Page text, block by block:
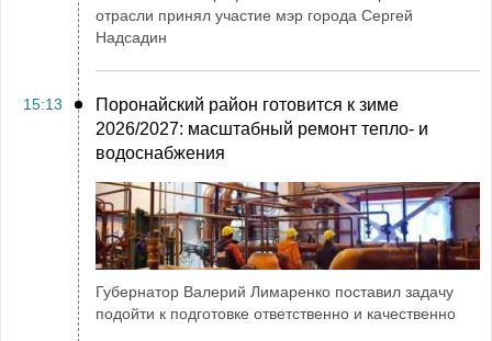
отрасли принял участие мэр города Сергей
Надсадин
15:13
Поронайский район готовится к зиме
2026/2027: масштабный ремонт тепло- и
водоснабжения
Губернатор Валерий Лимаренко поставил задачу
подойти к подготовке ответственно и качественно